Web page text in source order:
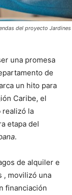
del proyecto Jardines
una promesa
de
un hito para
Caribe, el
realizó la
etapa del
.
de alquiler e
, movilizó una
financiación